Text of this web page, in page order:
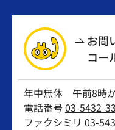
お問
コー
年中無休 午前8時
電話番号03-5432-
ファクシミリ 03-